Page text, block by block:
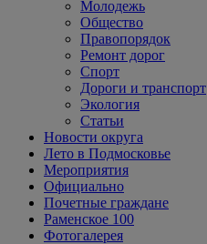
Молодежь
Общество
Правопорядок
Ремонт дорог
Спорт
Дороги и транспорт
Экология
Статьи
Новости округа
Лето в Подмосковье
Мероприятия
Официально
Почетные граждане
Раменское 100
Фотогалерея